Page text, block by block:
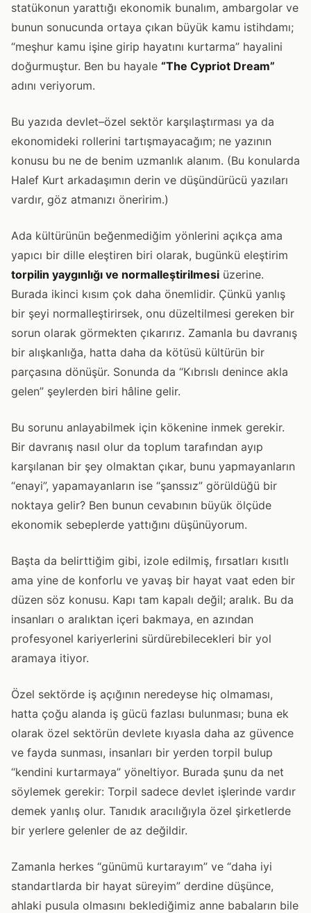
statükonun yarattığı ekonomik bunalım, ambargolar ve
bunun sonucunda ortaya çıkan büyük kamu istihdamı;
“meşhur kamu işine girip hayatını kurtarma” hayalini
doğurmuştur. Ben bu hayale “The Cypriot Dream”
adını veriyorum.
Bu yazıda devlet–özel sektör karşılaştırması ya da
ekonomideki rollerini tartışmayacağım; ne yazının
konusu bu ne de benim uzmanlık alanım. (Bu konularda
Halef Kurt arkadaşımın derin ve düşündürücü yazıları
vardır, göz atmanızı öneririm.)
Ada kültürünün beğenmediğim yönlerini açıkça ama
yapıcı bir dille eleştiren biri olarak, bugünkü eleştirim
torpilin yaygınlığı ve normalleştirilmesi üzerine.
Burada ikinci kısım çok daha önemlidir. Çünkü yanlış
bir şeyi normalleştirirsek, onu düzeltilmesi gereken bir
sorun olarak görmekten çıkarırız. Zamanla bu davranış
bir alışkanlığa, hatta daha da kötüsü kültürün bir
parçasına dönüşür. Sonunda da “Kıbrıslı denince akla
gelen” şeylerden biri hâline gelir.
Bu sorunu anlayabilmek için kökenine inmek gerekir.
Bir davranış nasıl olur da toplum tarafından ayıp
karşılanan bir şey olmaktan çıkar, bunu yapmayanların
“enayi”, yapamayanların ise “şanssız” görüldüğü bir
noktaya gelir? Ben bunun cevabının büyük ölçüde
ekonomik sebeplerde yattığını düşünüyorum.
Başta da belirttiğim gibi, izole edilmiş, fırsatları kısıtlı
ama yine de konforlu ve yavaş bir hayat vaat eden bir
düzen söz konusu. Kapı tam kapalı değil; aralık. Bu da
insanları o aralıktan içeri bakmaya, en azından
profesyonel kariyerlerini sürdürebilecekleri bir yol
aramaya itiyor.
Özel sektörde iş açığının neredeyse hiç olmaması,
hatta çoğu alanda iş gücü fazlası bulunması; buna ek
olarak özel sektörün devlete kıyasla daha az güvence
ve fayda sunması, insanları bir yerden torpil bulup
“kendini kurtarmaya” yöneltiyor. Burada şunu da net
söylemek gerekir: Torpil sadece devlet işlerinde vardır
demek yanlış olur. Tanıdık aracılığıyla özel şirketlerde
bir yerlere gelenler de az değildir.
Zamanla herkes “günümü kurtarayım” ve “daha iyi
standartlarda bir hayat süreyim” derdine düşünce,
ahlaki pusula olmasını beklediğimiz anne babaların bile